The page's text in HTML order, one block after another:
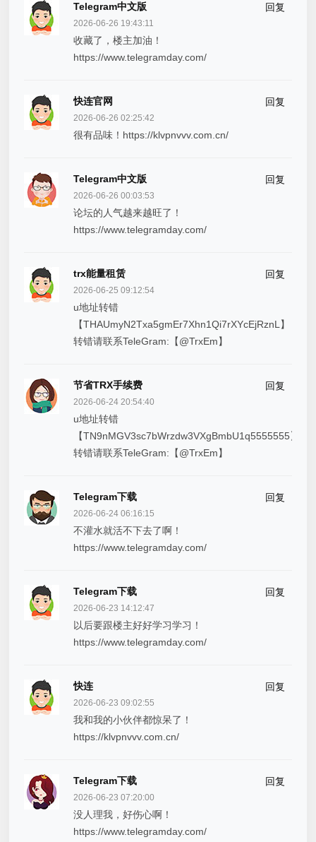
Telegram中文版 回复
2026-06-26 19:43:11
收藏了，楼主加油！
https://www.telegramday.com/
快连官网 回复
2026-06-26 02:25:42
很有品味！https://klvpnvvv.com.cn/
Telegram中文版 回复
2026-06-26 00:03:53
论坛的人气越来越旺了！
https://www.telegramday.com/
trx能量租赁 回复
2026-06-25 09:12:54
u地址转错
【THAUmyN2Txa5gmEr7Xhn1Qi7rXYcEjRznL】
转错请联系TeleGram:【@TrxEm】
节省TRX手续费 回复
2026-06-24 20:54:40
u地址转错
【TN9nMGV3sc7bWrzdw3VXgBmbU1q5555555】
转错请联系TeleGram:【@TrxEm】
Telegram下载 回复
2026-06-24 06:16:15
不灌水就活不下去了啊！
https://www.telegramday.com/
Telegram下载 回复
2026-06-23 14:12:47
以后要跟楼主好好学习学习！
https://www.telegramday.com/
快连 回复
2026-06-23 09:02:55
我和我的小伙伴都惊呆了！
https://klvpnvvv.com.cn/
Telegram下载 回复
2026-06-23 07:20:00
没人理我，好伤心啊！
https://www.telegramday.com/